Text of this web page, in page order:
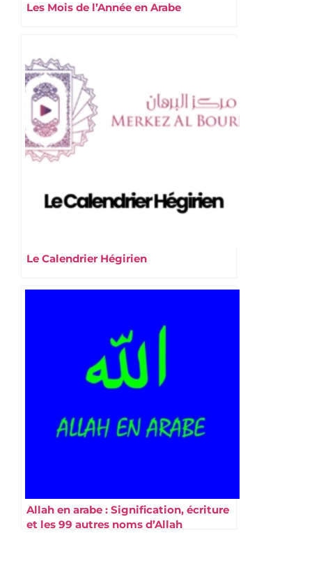
Les Mois de l’Année en Arabe
Le Calendrier Hégirien
Allah en arabe : Signification, écriture
et les 99 autres noms d’Allah